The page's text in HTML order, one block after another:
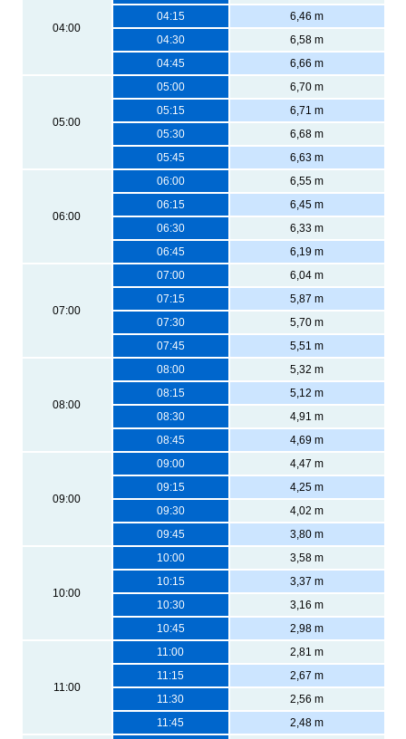
04:00
04:15
6,46 m
04:30
6,58 m
04:45
6,66 m
05:00
05:00
6,70 m
05:15
6,71 m
05:30
6,68 m
05:45
6,63 m
06:00
06:00
6,55 m
06:15
6,45 m
06:30
6,33 m
06:45
6,19 m
07:00
07:00
6,04 m
07:15
5,87 m
07:30
5,70 m
07:45
5,51 m
08:00
08:00
5,32 m
08:15
5,12 m
08:30
4,91 m
08:45
4,69 m
09:00
09:00
4,47 m
09:15
4,25 m
09:30
4,02 m
09:45
3,80 m
10:00
10:00
3,58 m
10:15
3,37 m
10:30
3,16 m
10:45
2,98 m
11:00
11:00
2,81 m
11:15
2,67 m
11:30
2,56 m
11:45
2,48 m